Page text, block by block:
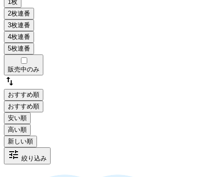
販売中のみ
swap_vert
おすすめ順
tune 絞り込み